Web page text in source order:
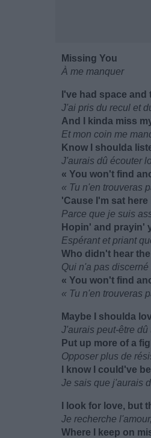
Missing You
À me manquer
I've had space
J'ai pris du recul et
And I kinda miss
Et mon coin me
Know I shoulda
J'aurais dû écouter
« You won't find
« Tu n'en trouveras
'Cause I'm sat
Parce que je suis
Hopin' and prayin'
Espérant et priant
Who didn't hear
Qui n'a pas
« You won't find
« Tu n'en trouveras
Maybe I shoulda
J'aurais peut-être dû
Put up more of a
Opposer plus de
I know I could've
Je sais que j'aurais
I look for love, but
Je recherche
Where I keep on